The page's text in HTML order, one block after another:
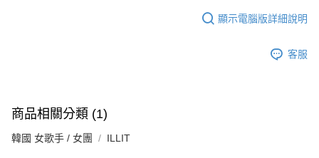
顯示電腦版詳細說明
客服
商品相關分類 (1)
韓國 女歌手 / 女團 ILLIT